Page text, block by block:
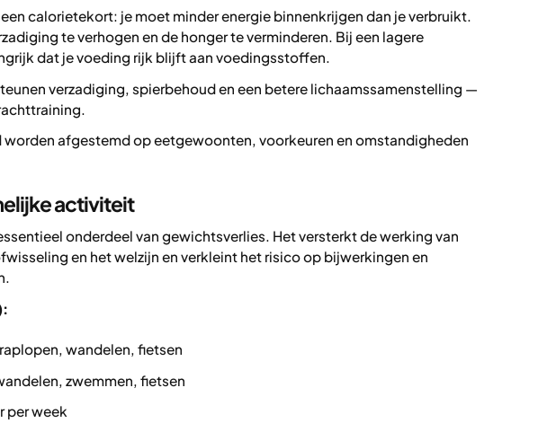
calorietekort: je moet minder energie binnenkrijgen dan je verbruikt.
te verhogen en de honger te verminderen. Bij een lagere
dat je voeding rijk blijft aan voedingsstoffen.
verzadiging, spierbehoud en een betere lichaamssamenstelling —
afgestemd op eetgewoonten, voorkeuren en omstandigheden
activiteit
onderdeel van gewichtsverlies. Het versterkt de werking van
en het welzijn en verkleint het risico op bijwerkingen en
wandelen, fietsen
zwemmen, fietsen
per week